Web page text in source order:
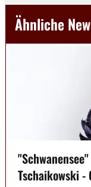
Ähnliche
Tschaikowski -